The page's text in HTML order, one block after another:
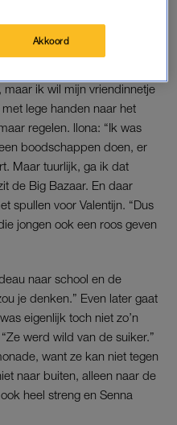
maar ik wil mijn vriendinnetje
lege handen naar het
regelen. llona: “Ik was
boodschappen doen, er
Maar tuurlijk, ga ik dat
de Big Bazaar. En daar
spullen voor Valentijn. “Dus
jongen ook een roos geven
naar school en de
je denken.” Even later gaat
eigenlijk toch niet zo’n
werd wild van de suiker.”
want ze kan niet tegen
naar buiten, alleen naar de
heel streng en Senna
Akkoord